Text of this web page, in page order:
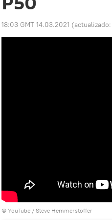
18:03 GMT 14.03.2021 (actualizado:
© YouTube / Steve Hemmerstoffer